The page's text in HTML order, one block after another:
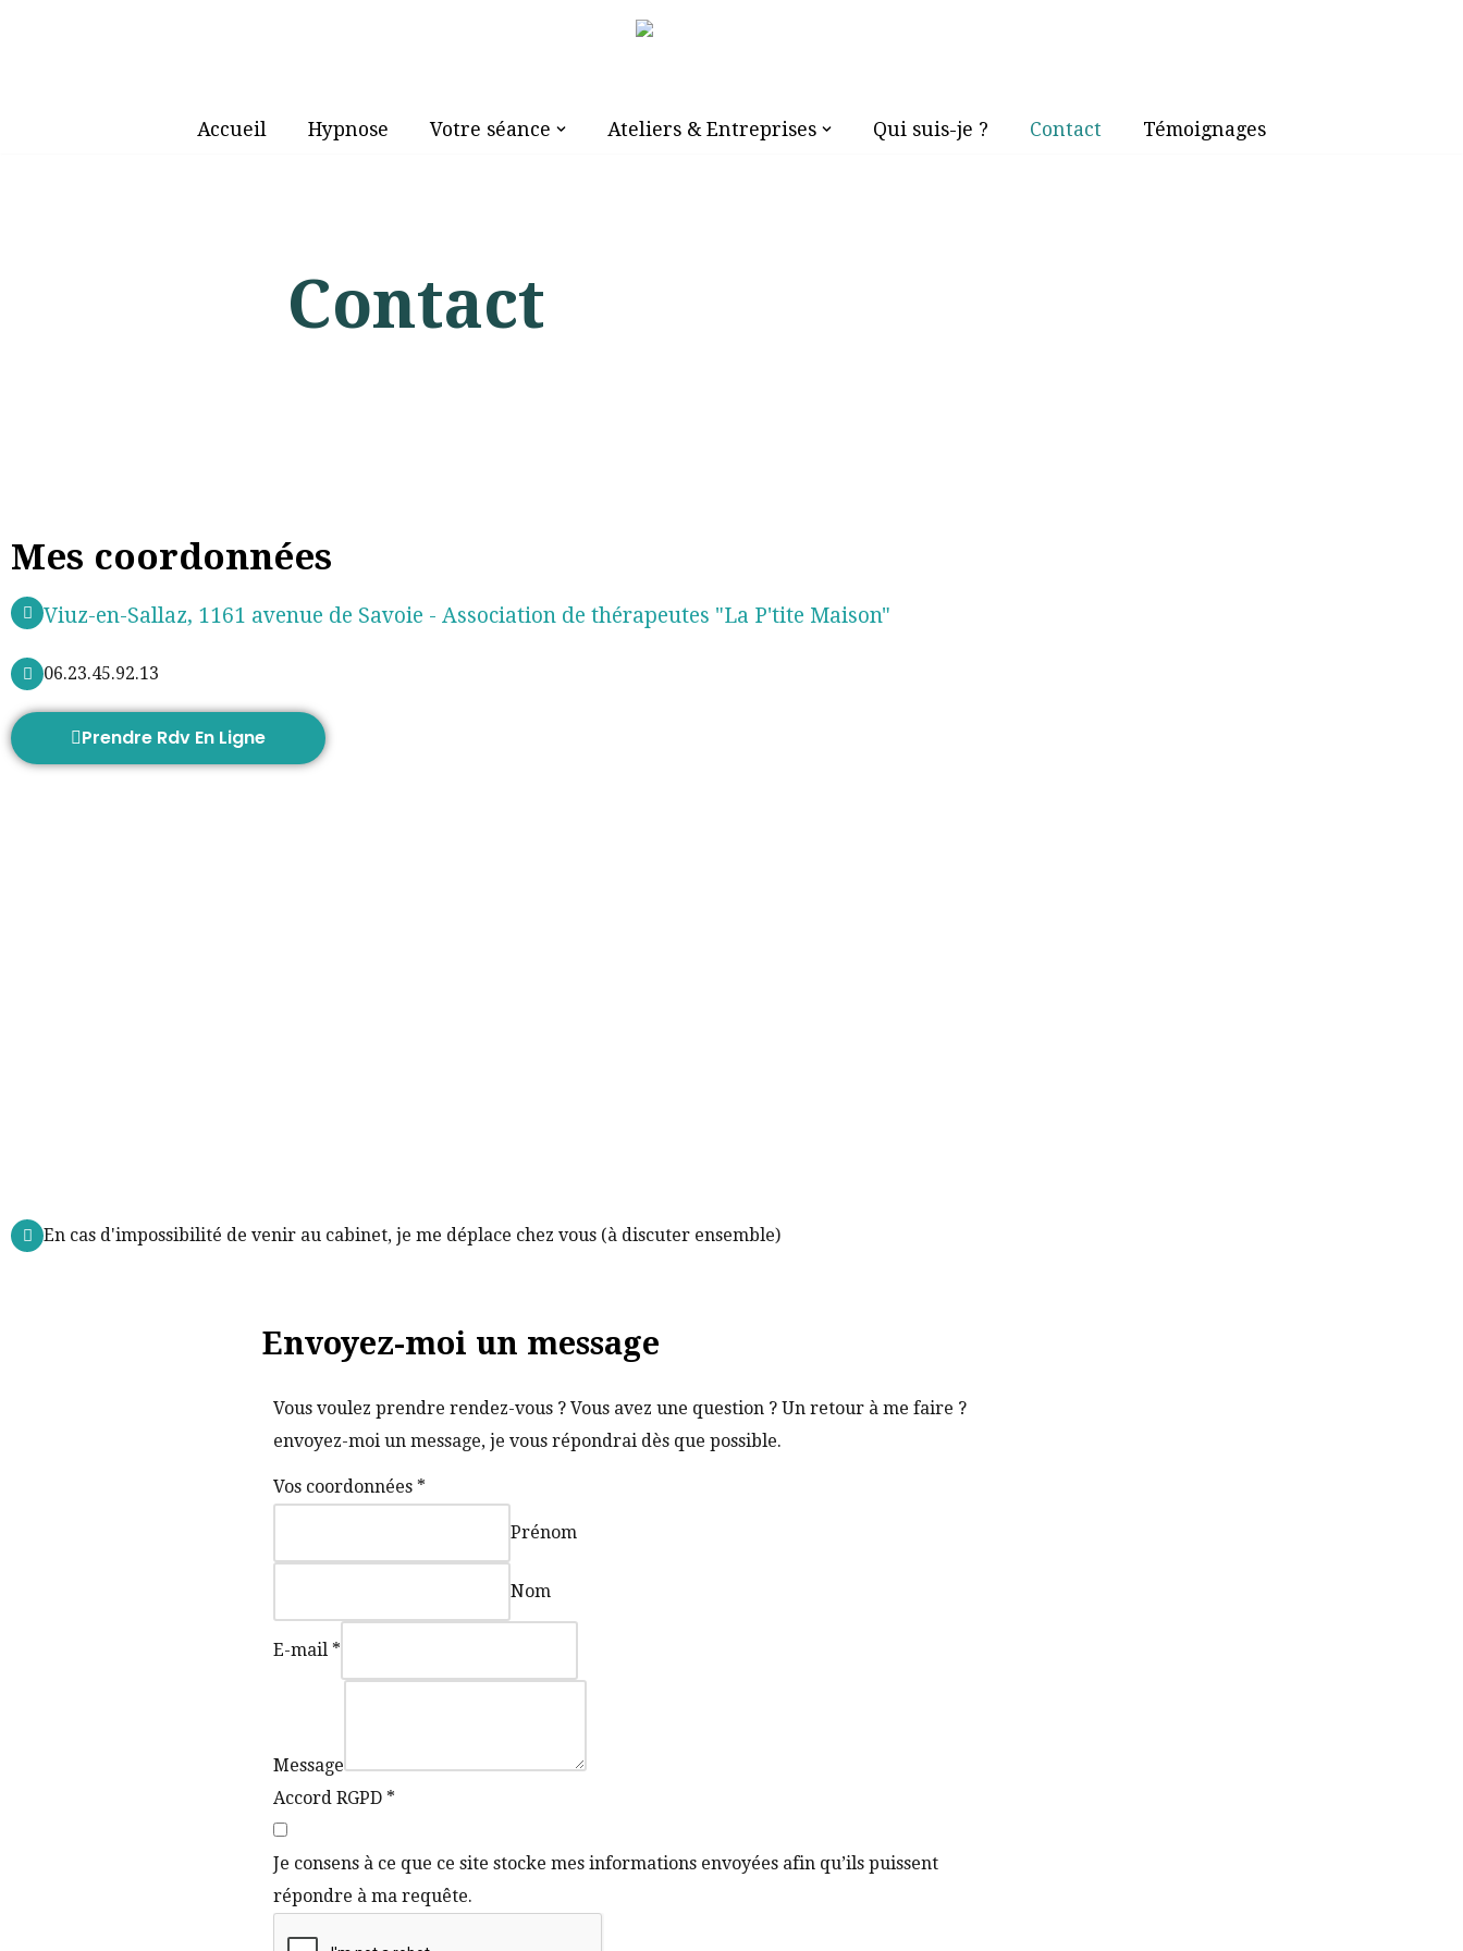
Accueil Hypnose Votre séance Ateliers & Entreprises Qui suis-je ? Contact Témoignages
Contact
Mes coordonnées
Viuz-en-Sallaz, 1161 avenue de Savoie - Association de thérapeutes "La P'tite Maison"
06.23.45.92.13
Prendre Rdv En Ligne
En cas d'impossibilité de venir au cabinet, je me déplace chez vous (à discuter ensemble)
Envoyez-moi un message
Vous voulez prendre rendez-vous ? Vous avez une question ? Un retour à me faire ?
envoyez-moi un message, je vous répondrai dès que possible.
Vos coordonnées *
Prénom
Nom
E-mail *
Message
Accord RGPD *
Je consens à ce que ce site stocke mes informations envoyées afin qu’ils puissent
répondre à ma requête.